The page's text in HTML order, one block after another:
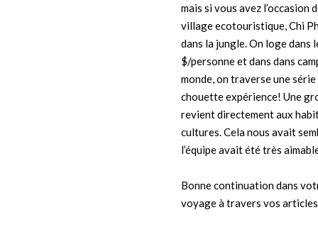
mais si vous avez l’occasion
village ecotouristique, Chi
dans la jungle. On loge dans
$/personne et dans dans
monde, on traverse une
chouette expérience! Une
revient directement aux
cultures. Cela nous avait
l’équipe avait été très
Bonne continuation dans
voyage à travers vos